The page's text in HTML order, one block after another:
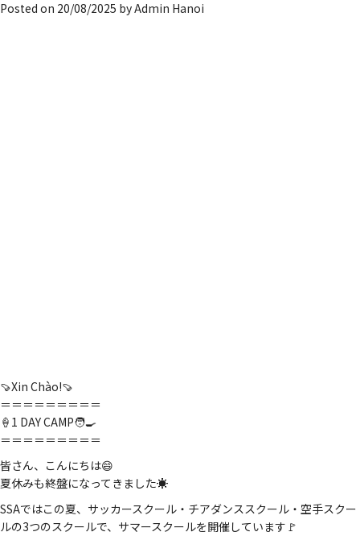
に
Posted on 20/08/2025 byAdmin Hanoi
🍠Xin Chào!🍠
＝＝＝＝＝＝＝＝＝
🍦1 DAY CAMP🧑‍🍳
＝＝＝＝＝＝＝＝＝
皆さん、こんにちは😄
夏休みも終盤になってきました☀️
SSAではこの夏、サッカースクール・チアダンススクール・空手スクー
ルの3つのスクールで、サマースクールを開催しています🚩